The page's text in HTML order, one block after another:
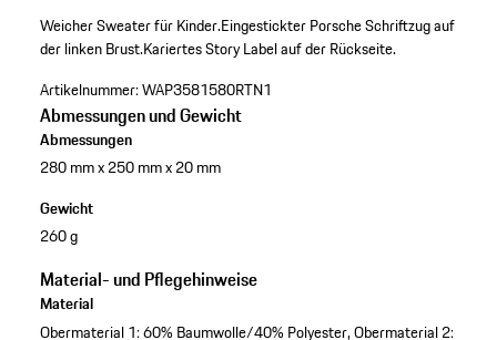
Weicher Sweater für Kinder.Eingestickter Porsche Schriftzug auf
der linken Brust.Kariertes Story Label auf der Rückseite.
Artikelnummer:WAP3581580RTN1
Abmessungen und Gewicht
Abmessungen
280 mm x 250 mm x 20 mm
Gewicht
260 g
Material- und Pflegehinweise
Material
Obermaterial 1: 60% Baumwolle/40% Polyester, Obermaterial 2: